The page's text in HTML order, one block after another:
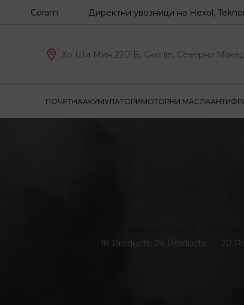
Директни увозници на Hexol, Teknorot,
Хо Ши Мин 220-Б, Скопје, Северна
ПОЧЕТНААКУМУЛАТОРИМОТОРНИ МАСЛА
18 Products 24 Products
20